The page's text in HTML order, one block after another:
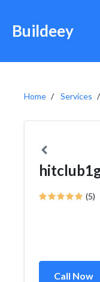
Buildeey
Home Services
(5)
Call Now